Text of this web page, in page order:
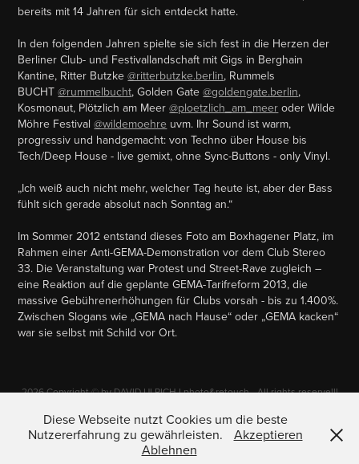
bereits mit 14 Jahren für sich entdeckt hatte.
In den folgenden Jahren spielte sie sich fest in die Herzen der
Berliner Club- und Festivallandschaft mit Gigs in Berghain
Kantine, Ritter Butzke@ritterbutzke.berlin, Rummels
BUCHT@rummelbucht, Golden Gate@goldengate.berlin,
Kosmonaut, Plötzlich am Meer@ploetzlich_am_meer oder Wilde
Möhre Festival@wildemoehre uvm. Ihr Sound ist warm,
progressiv und handgemacht: von Techno über House bis
Tech/Deep House - live gemixt, ohne Sync-Buttons - only Vinyl.
„Ich weiß auch nicht mehr, welcher Tag heute ist, aber der Bass
fühlt sich gerade absolut nach Sonntag an.“
Im Sommer 2012 entstand dieses Foto am Boxhagener Platz, im
Rahmen einer Anti-GEMA-Demonstration vor dem Club Stereo
33. Die Veranstaltung war Protest und Street-Rave zugleich –
eine Reaktion auf die geplante GEMA-Tarifreform 2013, die
massive Gebührenerhöhungen für Clubs vorsah - bis zu 1.400%.
Zwischen Slogans wie „GEMA nach Hause“ oder „GEMA kacken“
war sie selbst mit Schild vor Ort.
2026 Copyright © by DAVID ULRICH I photo&retouch - All rights reserve!!!
any media or forwarding of the images of this site (i.e. without the written
permission of the photographer) is strictly forbidden and will be
prosecuted.
Diese Webseite nutzt Cookies um die beste
Nutzererfahrung zu gewährleisten.
Akzeptieren
Ablehnen